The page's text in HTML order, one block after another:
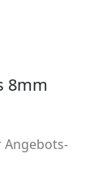
8mm
Angebots-